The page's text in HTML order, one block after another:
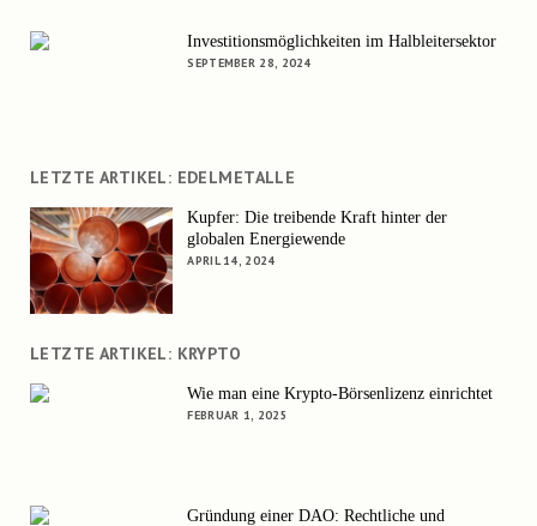
Investitionsmöglichkeiten im Halbleitersektor
SEPTEMBER 28, 2024
LETZTE ARTIKEL: EDELMETALLE
Kupfer: Die treibende Kraft hinter der
globalen Energiewende
APRIL 14, 2024
LETZTE ARTIKEL: KRYPTO
Wie man eine Krypto-Börsenlizenz einrichtet
FEBRUAR 1, 2025
Gründung einer DAO: Rechtliche und